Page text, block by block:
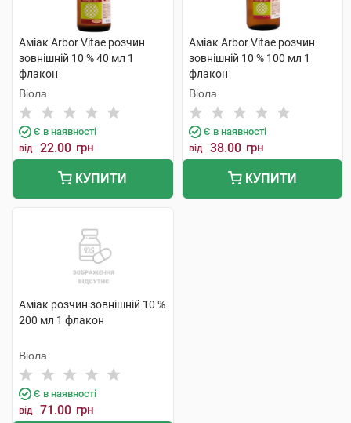
Аміак Arbor Vitae розчин
зовнішній 10 % 40 мл 1
флакон
Віола
Є в наявності
від 22.00 грн
КУПИТИ
Аміак Arbor Vitae розчин
зовнішній 10 % 100 мл 1
флакон
Віола
Є в наявності
від 38.00 грн
КУПИТИ
Аміак розчин зовнішній 10 %
200 мл 1 флакон
Віола
Є в наявності
від 71.00 грн